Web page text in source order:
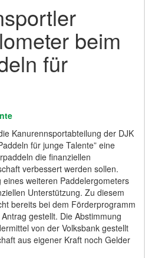
beim
für
Kanurennsportabteilung der DJK
für junge Talente” eine
die finanziellen
verbessert werden sollen.
weiteren Paddelergometers
Unterstützung. Zu diesem
bereits bei dem Förderprogramm
gestellt. Die Abstimmung
von der Volksbank gestellt
aus eigener Kraft noch Gelder